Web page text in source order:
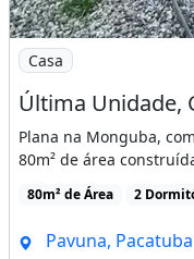
Imagem: Última
Casa
Plana na Monguba,
80m² de área
80m² de Área 2
Pavuna, Pacatuba